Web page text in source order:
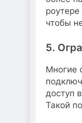
чтобы
5.
Многие
доступ
Такой